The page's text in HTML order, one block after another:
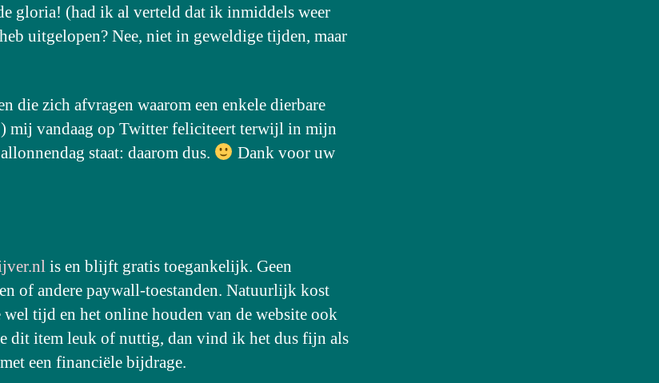
gloria! (had ik al verteld dat ik inmiddels weer
uitgelopen? Nee, niet in geweldige tijden, maar
die zich afvragen waarom een enkele dierbare
) mij vandaag op Twitter feliciteert terwijl in mijn
staat: daarom dus.
Dank voor uw
is en blijft gratis toegankelijk. Geen
of andere paywall-toestanden. Natuurlijk kost
tijd en het online houden van de website ook
dit item leuk of nuttig, dan vind ik het dus fijn als
een financiële bijdrage.